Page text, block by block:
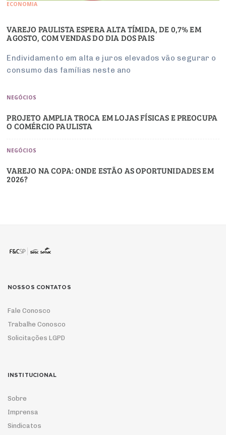
ECONOMIA
VAREJO PAULISTA ESPERA ALTA TÍMIDA, DE 0,7% EM
AGOSTO, COM VENDAS DO DIA DOS PAIS
Endividamento em alta e juros elevados vão segurar o
consumo das famílias neste ano
NEGÓCIOS
PROJETO AMPLIA TROCA EM LOJAS FÍSICAS E PREOCUPA
O COMÉRCIO PAULISTA
NEGÓCIOS
VAREJO NA COPA: ONDE ESTÃO AS OPORTUNIDADES EM
2026?
NOSSOS CONTATOS
Fale Conosco
Trabalhe Conosco
Solicitações LGPD
INSTITUCIONAL
Sobre
Imprensa
Sindicatos